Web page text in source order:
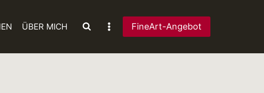
ÜBER MICH FineArt-Angebot